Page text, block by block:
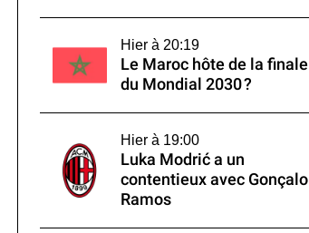
Hier à 20:19
Le Maroc hôte de la finale
du Mondial 2030 ?
Hier à 19:00
Luka Modrić a un
contentieux avec Gonçalo
Ramos